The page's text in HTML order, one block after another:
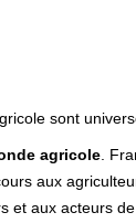
sont
agricole .
aux
et aux acteurs